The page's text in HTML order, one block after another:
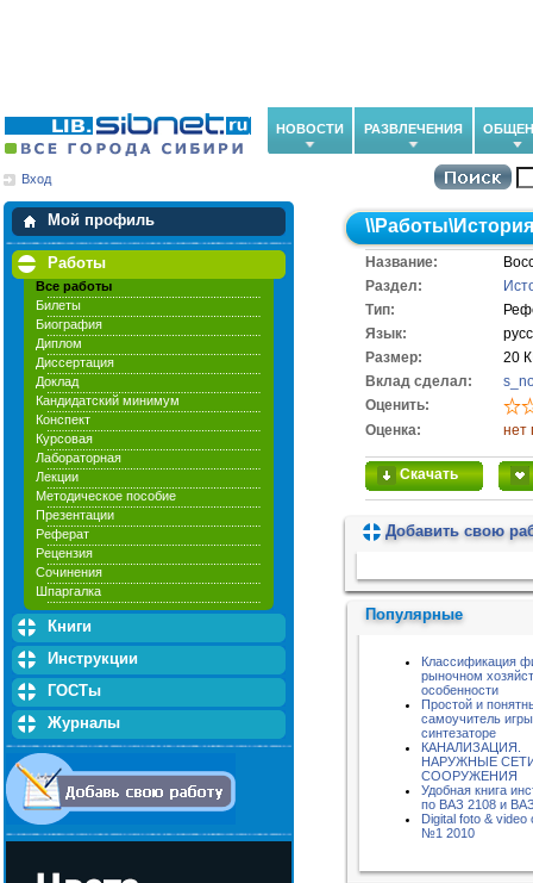
НОВОСТИ РАЗВЛЕЧЕНИЯ
Вход
Мой профиль
Мои закладки
Работы
Все работы
Билеты
Биография
Диплом
Диссертация
Доклад
Кандидатский минимум
Конспект
Курсовая
Лабораторная
Лекции
Методическое пособие
Презентации
Реферат
Рецензия
Сочинения
Шпаргалка
Книги
Инструкции
ГОСТы
Журналы
\\Работы\История
Название:
Раздел:
Тип:
Язык:
Размер:
20
Вклад сделал:
Оценить:
Оценка:
нет
Скачать
Добавить свою
Популярные
Классификация
рыночном
особенности
Простой и
самоучитель
синтезаторе
КАНАЛИЗАЦИЯ.
НАРУЖНЫЕ
СООРУЖЕНИЯ
Удобная книга
по ВАЗ 2108 и
Digital foto & video
№1 2010